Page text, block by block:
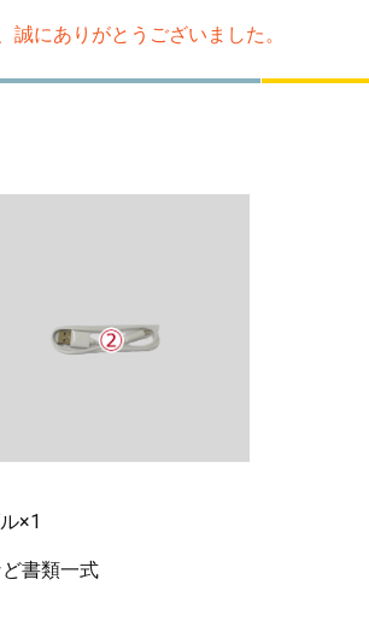
誠にありがとうございました。
×1
書類一式